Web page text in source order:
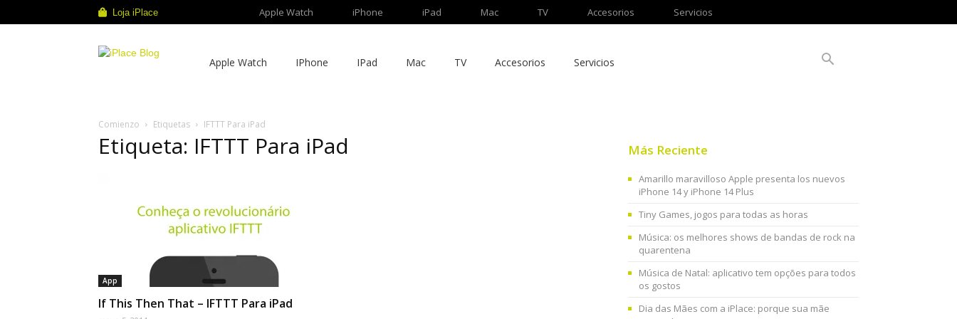
Loja iPlace Apple Watch iPhone iPad Mac TV Accesorios Servicios
Apple Watch IPhone IPad Mac TV Accesorios Servicios
Comienzo Etiquetas IFTTT Para iPad
Etiqueta: IFTTT Para iPad
App
If This Then That – IFTTT Para iPad
Más Reciente
Amarillo maravilloso Apple presenta los nuevos
iPhone 14 y iPhone 14 Plus
Tiny Games, jogos para todas as horas
Música: os melhores shows de bandas de rock na
quarentena
Música de Natal: aplicativo tem opções para todos
os gostos
Dia das Mães com a iPlace: porque sua mãe